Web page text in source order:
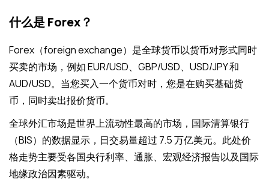
什么是 Forex？
Forex（foreign exchange）是全球货币以货币对形式同时
买卖的市场，例如 EUR/USD、GBP/USD、USD/JPY 和
AUD/USD。当您买入一个货币对时，您是在购买基础货
币，同时卖出报价货币。
全球外汇市场是世界上流动性最高的市场，国际清算银行
（BIS）的数据显示，日交易量超过 7.5 万亿美元。此处价
格走势主要受各国央行利率、通胀、宏观经济报告以及国际
地缘政治因素驱动。